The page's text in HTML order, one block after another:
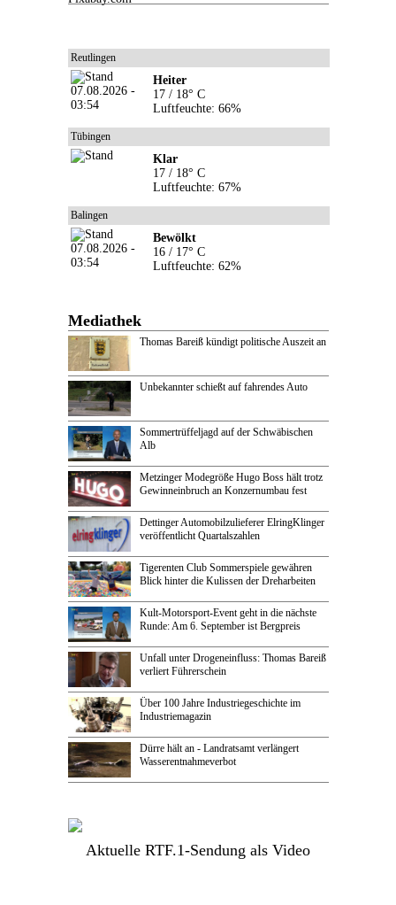
Reutlingen
Heiter
17 / 18° C
Luftfeuchte: 66%
Tübingen
Klar
17 / 18° C
Luftfeuchte: 67%
Balingen
Bewölkt
16 / 17° C
Luftfeuchte: 62%
Mediathek
Thomas Bareiß kündigt politische Auszeit an
Unbekannter schießt auf fahrendes Auto
Sommertrüffeljagd auf der Schwäbischen
Alb
Metzinger Modegröße Hugo Boss hält trotz
Gewinneinbruch an Konzernumbau fest
Dettinger Automobilzulieferer ElringKlinger
veröffentlicht Quartalszahlen
Tigerenten Club Sommerspiele gewähren
Blick hinter die Kulissen der Dreharbeiten
Kult-Motorsport-Event geht in die nächste
Runde: Am 6. September ist Bergpreis
Unfall unter Drogeneinfluss: Thomas Bareiß
verliert Führerschein
Über 100 Jahre Industriegeschichte im
Industriemagazin
Dürre hält an - Landratsamt verlängert
Wasserentnahmeverbot
Aktuelle RTF.1-Sendung als Video